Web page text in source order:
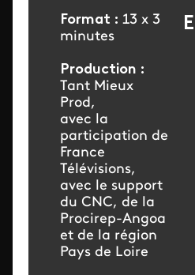
Format : 13 x 3
minutes
Production :
Tant Mieux
Prod,
avec la
participation de
France
Télévisions,
avec le support
du CNC, de la
Procirep-Angoa
et de la région
Pays de Loire